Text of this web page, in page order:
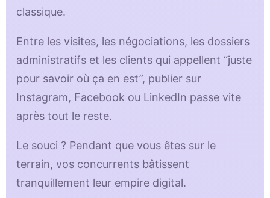
classique.
Entre les visites, les négociations, les dossiers
administratifs et les clients qui appellent “juste
pour savoir où ça en est”, publier sur
Instagram, Facebook ou LinkedIn passe vite
après tout le reste.
Le souci ? Pendant que vous êtes sur le
terrain, vos concurrents bâtissent
tranquillement leur empire digital.